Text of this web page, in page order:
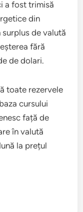
a fost trimisă
din
de valută
fără
de dolari.
toate rezervele
cursului
față de
în valută
la prețul